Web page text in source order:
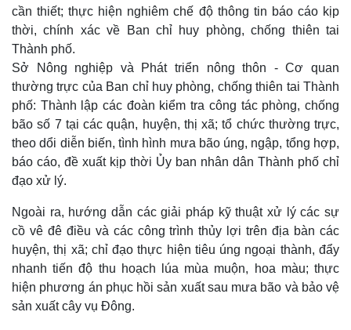
Thế giới
Quan sát
Cuộc sống đó đây
Hồ sơ
Multimedia
Video
Ảnh
E-Magazine
Infographic
cần thiết; thực hiện nghiêm chế độ thông tin báo cáo kịp
thời, chính xác về Ban chỉ huy phòng, chống thiên tai
Thành phố.
Sở Nông nghiệp và Phát triển nông thôn - Cơ quan
thường trực của Ban chỉ huy phòng, chống thiên tai Thành
phố: Thành lập các đoàn kiểm tra công tác phòng, chống
bão số 7 tại các quận, huyện, thị xã; tổ chức thường trực,
theo dổi diễn biến, tình hình mưa bão úng, ngập, tổng hợp,
báo cáo, đề xuất kịp thời Ủy ban nhân dân Thành phố chỉ
đạo xử lý.
Ngoài ra, hướng dẫn các giải pháp kỹ thuật xử lý các sự
cồ vê đê điều và các công trình thủy lợi trên địa bàn các
huyện, thị xã; chỉ đạo thực hiện tiêu úng ngoại thành, đẩy
nhanh tiến độ thu hoạch lúa mùa muộn, hoa màu; thực
hiện phương án phục hồi sản xuất sau mưa bão và bảo vệ
sản xuất cây vụ Đông.